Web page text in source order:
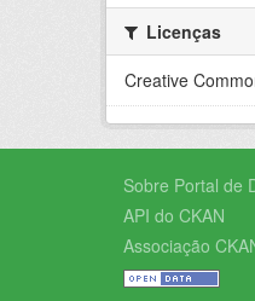
Licenças
Creative
Sobre Portal de
API do CKAN
Associação